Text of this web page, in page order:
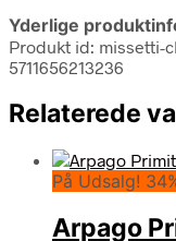
Yderlige
Produkt id: missetti-
5711656213236
Relaterede
På Udsalg!
Arpago